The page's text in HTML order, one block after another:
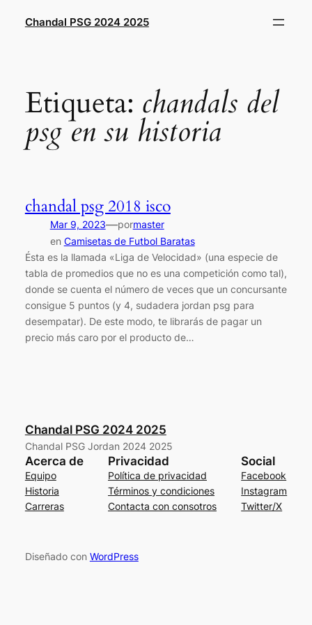
Chandal PSG 2024 2025
Etiqueta: chandals del
psg en su historia
chandal psg 2018 isco
Mar 9, 2023—pormaster
en Camisetas de Futbol Baratas
Ésta es la llamada «Liga de Velocidad» (una especie de
tabla de promedios que no es una competición como tal),
donde se cuenta el número de veces que un concursante
consigue 5 puntos (y 4, sudadera jordan psg para
desempatar). De este modo, te librarás de pagar un
precio más caro por el producto de…
Chandal PSG 2024 2025
Chandal PSG Jordan 2024 2025
Acerca de
Equipo
Historia
Carreras
Privacidad
Política de privacidad
Términos y condiciones
Contacta con consotros
Social
Facebook
Instagram
Twitter/X
Diseñado con WordPress